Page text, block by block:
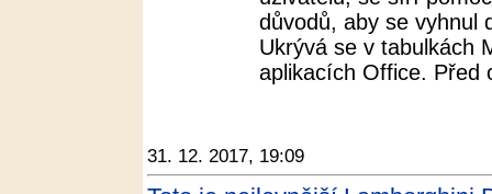
důvodů, aby se vyhnul
Ukrývá se v tabulkách
aplikacích Office. Před
31. 12. 2017, 19:09